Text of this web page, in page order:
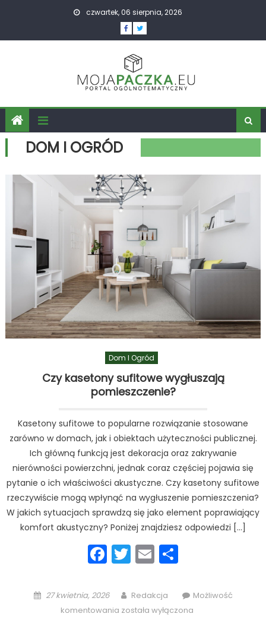
czwartek, 06 sierpnia, 2026
DOM I OGRÓD
Dom I Ogród
Czy kasetony sufitowe wygłuszają
pomieszczenie?
Kasetony sufitowe to popularne rozwiązanie stosowane
zarówno w domach, jak i obiektach użyteczności publicznej.
Ich główną funkcją jest dekoracja oraz zakrywanie
nierówności powierzchni, jednak coraz częściej pojawia się
pytanie o ich właściwości akustyczne. Czy kasetony sufitowe
rzeczywiście mogą wpłynąć na wygłuszenie pomieszczenia?
W jakich sytuacjach sprawdzą się jako element poprawiający
komfort akustyczny? Poniżej znajdziesz odpowiedzi […]
Facebook
Twitter
Email
Posted
27 kwietnia, 2026 Author
Redakcja
Możliwość
komentowania Czy
została wyłączona